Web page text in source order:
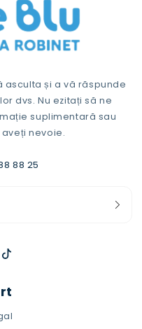
asculta și a vă răspunde
dvs. Nu ezitați să ne
suplimentară sau
nevoie.
88 25
TikTok